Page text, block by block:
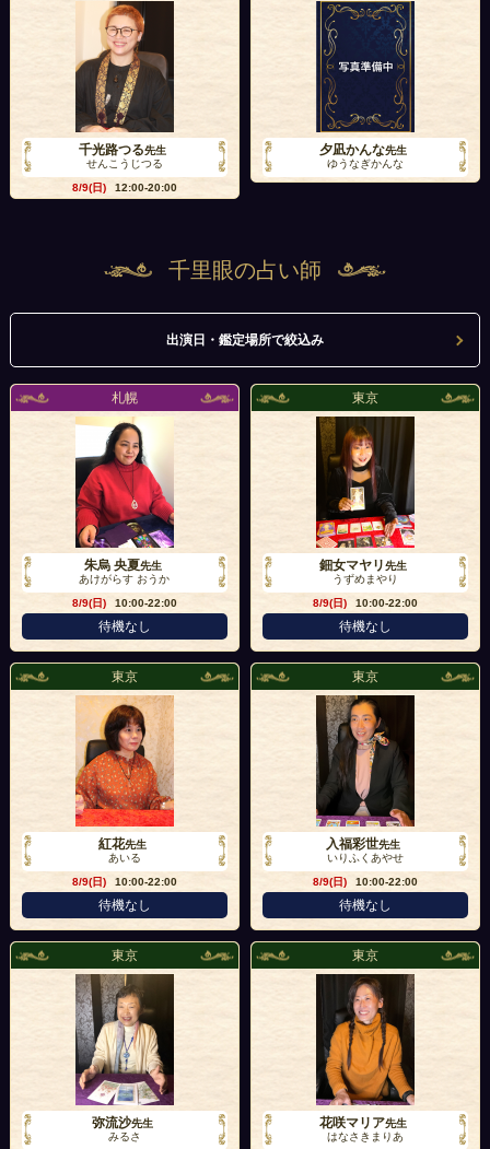
千光路つる先生
せんこうじつる
8/9(日)
12:00-20:00
夕凪かんな先生
ゆうなぎかんな
千里眼の占い師
出演日・鑑定場所で絞込み
札幌
朱烏 央夏先生
あけがらす おうか
8/9(日)
10:00-22:00
待機なし
東京
鈿女マヤリ先生
うずめまやり
8/9(日)
10:00-22:00
待機なし
東京
紅花先生
あいる
8/9(日)
10:00-22:00
待機なし
東京
入福彩世先生
いりふくあやせ
8/9(日)
10:00-22:00
待機なし
東京
弥流沙先生
みるさ
東京
花咲マリア先生
はなさきまりあ